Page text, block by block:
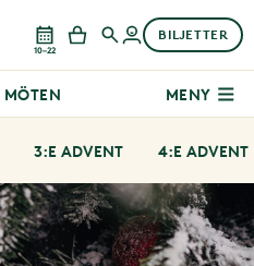
10–22
BILJETTER
MÖTEN MENY
3:E ADVENT 4:E ADVENT